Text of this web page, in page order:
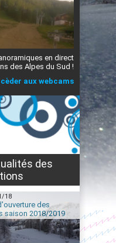
en direct
des Alpes du Sud !
aux webcams
des
18
des
saison 2018/2019